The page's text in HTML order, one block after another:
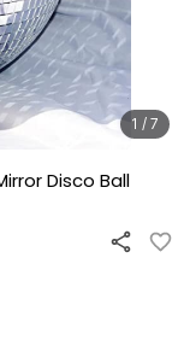
1 / 7
Disco Ball